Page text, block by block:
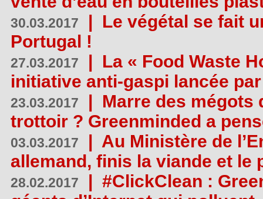
30.03.2017 | Le végétal se fait
Portugal !
27.03.2017 | La « Food Waste
initiative anti-gaspi lancée
23.03.2017 | Marre des mégots
trottoir ? Greenminded a
03.03.2017 | Au Ministère de
allemand, finis la viande et le
28.02.2017 | #ClickClean :